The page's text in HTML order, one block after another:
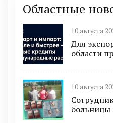
Областные
10 августа
Для
области
10 августа
больницы